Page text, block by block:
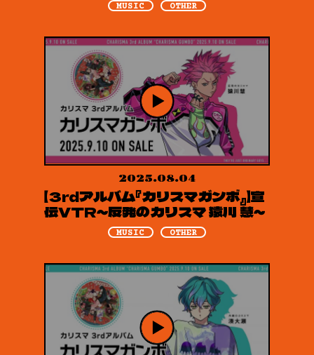
MUSIC OTHER
2025.08.04
【3rdアルバム『カリスマガンボ』】宣
伝VTR～反発のカリスマ 猿川 慧～
MUSIC OTHER